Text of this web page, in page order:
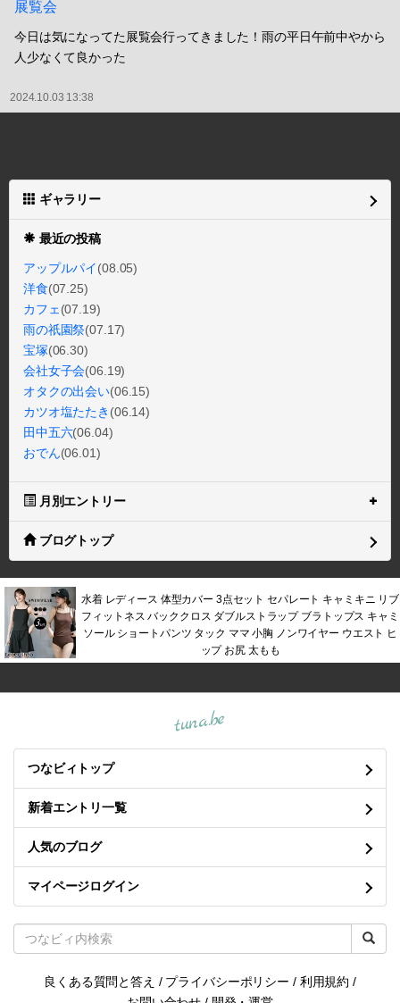
り揚げ物は外食にかぎる
2024.10.08 15:28
展覧会
今日は気になってた展覧会行ってきました！雨の平日午前中やから
人少なくて良かった
アップルパイ(08.05)
洋食(07.25)
カフェ(07.19)
雨の祇園祭(07.17)
宝塚
(06.30)
会社女子会(06.19)
オタクの出会い
(06.15)
カツオ塩たたき
(06.14)